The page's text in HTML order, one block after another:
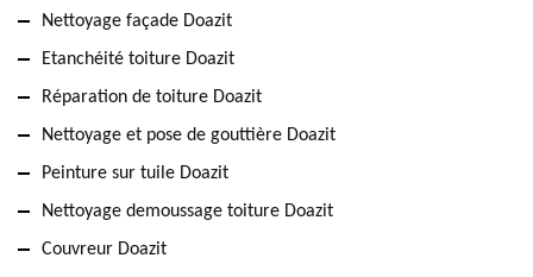
Nettoyage façade Doazit
Etanchéité toiture Doazit
Réparation de toiture Doazit
Nettoyage et pose de gouttière Doazit
Peinture sur tuile Doazit
Nettoyage demoussage toiture Doazit
Couvreur Doazit